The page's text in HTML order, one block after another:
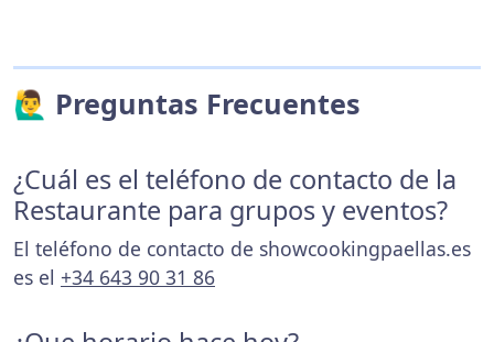
🙋‍♂️ Preguntas Frecuentes
¿Cuál es el teléfono de contacto de la
Restaurante para grupos y eventos?
El teléfono de contacto de showcookingpaellas.es
es el +34 643 90 31 86